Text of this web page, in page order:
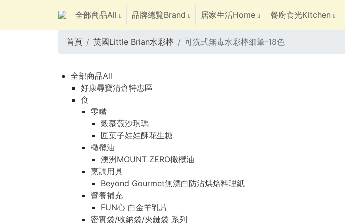
全部商品All 品牌總覽Brand 居家生活Home 餐廚食光Kitchen
首頁 英國Little Brian水彩棒 可洗式無毒水彩棒細筆-18色
全部商品All
好康尋寶清倉特惠區
食
零嘴
穀慕蒎沙琪瑪
匠菓子娃娃酥花生糖
橄欖油
澳洲MOUNT ZERO橄欖油
烹調用具
Beyond Gourmet無漂白防沾烘焙料理紙
營養補充
FUN心 白金羊乳片
密實袋/收納袋/夾鏈袋 系列